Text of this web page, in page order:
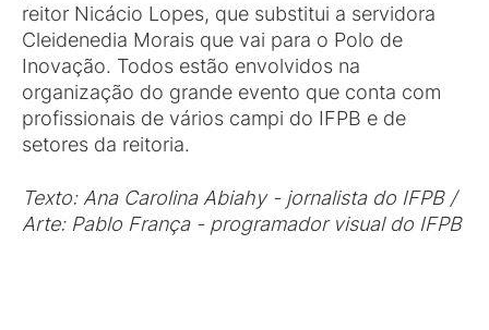
reitor Nicácio Lopes, que substitui a servidora
Cleidenedia Morais que vai para o Polo de
Inovação. Todos estão envolvidos na
organização do grande evento que conta com
profissionais de vários campi do IFPB e de
setores da reitoria.
Texto: Ana Carolina Abiahy - jornalista do IFPB /
Arte: Pablo França - programador visual do IFPB